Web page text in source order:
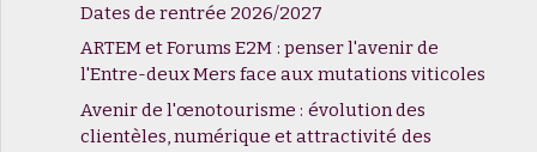
Dates de rentrée 2026/2027
ARTEM et Forums E2M : penser l'avenir de
l'Entre-deux Mers face aux mutations viticoles
Avenir de l'œnotourisme : évolution des
clientèles, numérique et attractivité des